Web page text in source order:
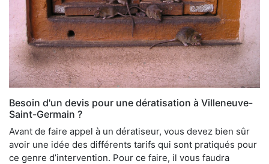
Besoin d'un devis pour une dératisation à Villeneuve-
Saint-Germain ?
Avant de faire appel à un dératiseur, vous devez bien sûr
avoir une idée des différents tarifs qui sont pratiqués pour
ce genre d’intervention. Pour ce faire, il vous faudra